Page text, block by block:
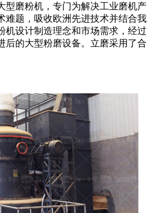
型磨粉机，专门为解决工业磨机产
难题，吸收欧洲先进技术并结合我
机设计制造理念和市场需求，经过
后的大型粉磨设备。立磨采用了合